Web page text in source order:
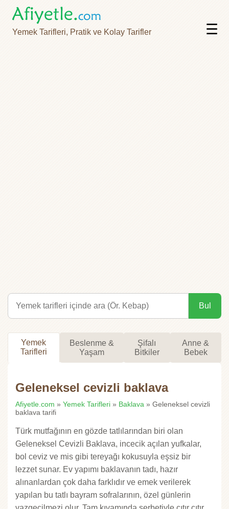
Yemek Tarifleri, Pratik ve Kolay Tarifler ☰
Bul
Yemek
Tarifleri
Beslenme &
Yaşam
Şifalı
Bitkiler
Anne &
Bebek
Geleneksel cevizli baklava
Afiyetle.com » Yemek Tarifleri » Baklava » Geleneksel cevizli
baklava tarifi
Türk mutfağının en gözde tatlılarından biri olan
Geleneksel Cevizli Baklava, incecik açılan yufkalar,
bol ceviz ve mis gibi tereyağı kokusuyla eşsiz bir
lezzet sunar. Ev yapımı baklavanın tadı, hazır
alınanlardan çok daha farklıdır ve emek verilerek
yapılan bu tatlı bayram sofralarının, özel günlerin